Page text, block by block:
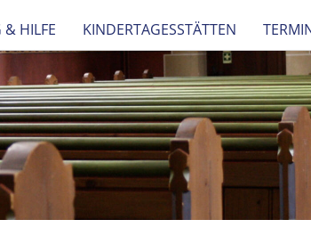
& HILFE KINDERTAGESSTÄTTEN